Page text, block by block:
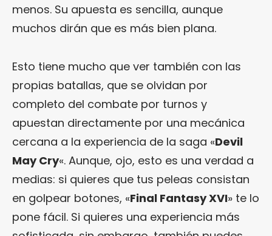
menos. Su apuesta es sencilla, aunque
muchos dirán que es más bien plana.
Esto tiene mucho que ver también con las
propias batallas, que se olvidan por
completo del combate por turnos y
apuestan directamente por una mecánica
cercana a la experiencia de la saga «Devil
May Cry«. Aunque, ojo, esto es una verdad a
medias: si quieres que tus peleas consistan
en golpear botones, «Final Fantasy XVI» te lo
pone fácil. Si quieres una experiencia más